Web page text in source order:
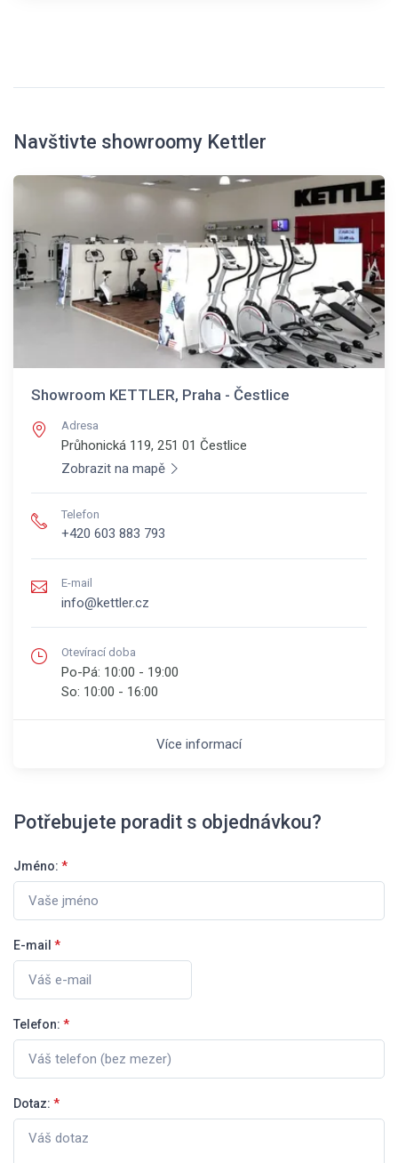
Navštivte showroomy Kettler
Showroom KETTLER, Praha - Čestlice
Adresa
Průhonická 119, 251 01 Čestlice
Zobrazit na mapě
Telefon
+420 603 883 793
E-mail
info@kettler.cz
Otevírací doba
Po-Pá: 10:00 - 19:00
So: 10:00 - 16:00
Více informací
Potřebujete poradit s objednávkou?
Jméno: *
E-mail *
Telefon: *
Dotaz: *